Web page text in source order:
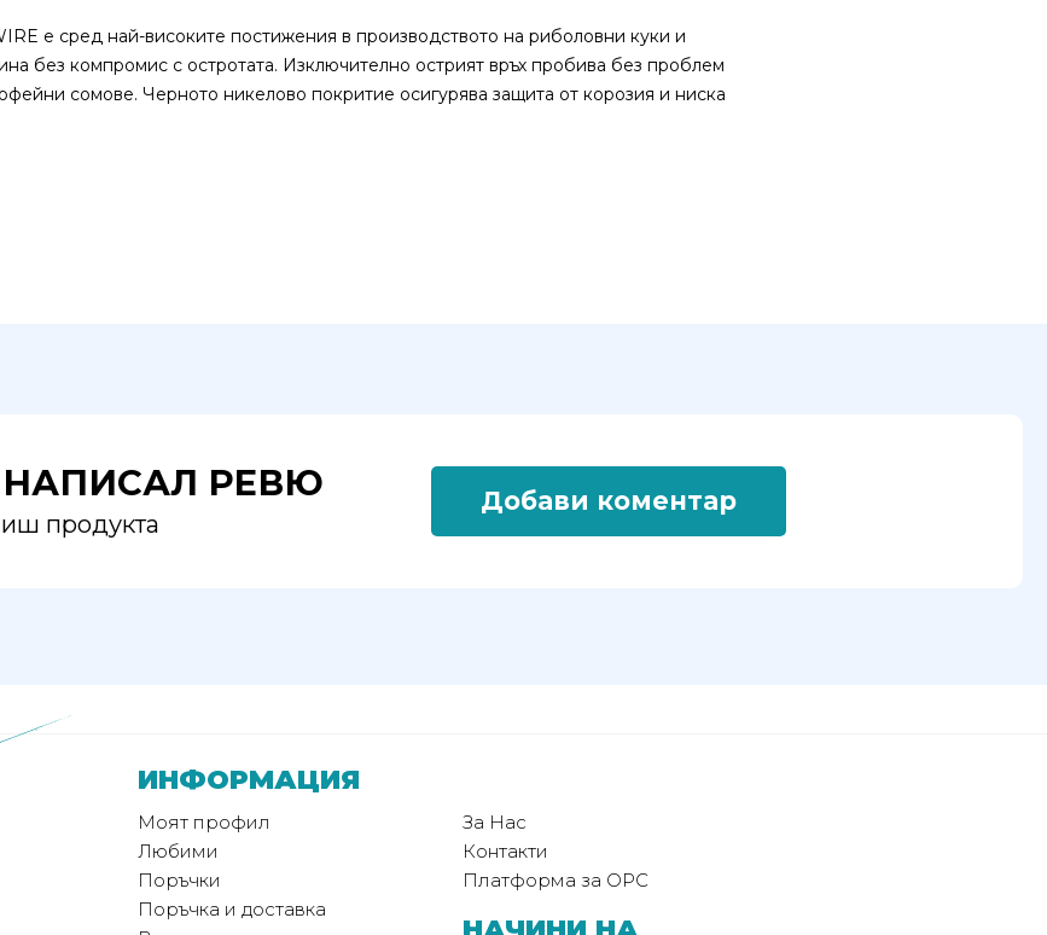
е сред най-високите постижения в производството на риболовни куки и
без компромис с остротата. Изключително острият връх пробива без проблем
сомове. Черното никелово покритие осигурява защита от корозия и ниска
РЕВЮ
продукта
Добави коментар
ИНФОРМАЦИЯ
Моят профил
Любими
Поръчки
Поръчка и доставка
За Нас
Контакти
Платформа за ОРС